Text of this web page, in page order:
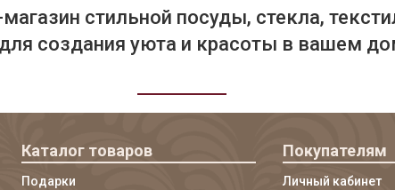
стильной посуды, стекла,
создания уюта и красоты в вашем
Каталог товаров
Подарки
Покупателям
Личный кабинет